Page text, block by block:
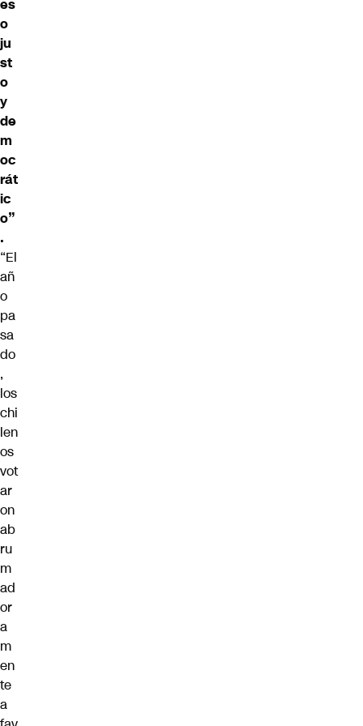
es
o
ju
st
o
y
de
m
oc
rát
ic
o”
.
“El
añ
o
pa
sa
do
,
los
chi
len
os
vot
ar
on
ab
ru
m
ad
or
a
m
en
te
a